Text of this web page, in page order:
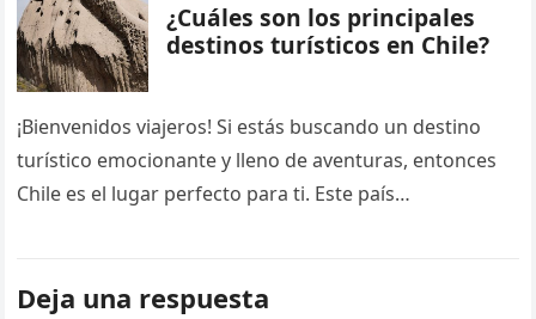
¿Cuáles son los principales
destinos turísticos en Chile?
¡Bienvenidos viajeros! Si estás buscando un destino
turístico emocionante y lleno de aventuras, entonces
Chile es el lugar perfecto para ti. Este país
Deja una respuesta